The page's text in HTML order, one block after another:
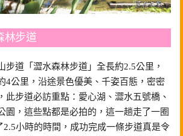
林步道
步道「澀水森林步道」全長約2.5公里，
4公里，沿途景色優美、千姿百態，密密
此步道必訪重點：愛心湖、澀水五號橋、
園，這些點都是必拍的，這一趟走了一圈
2.5小時的時間，成功完成一條步道真是令